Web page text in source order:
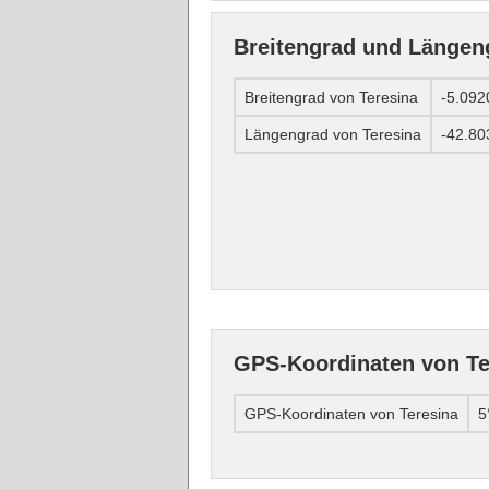
Breitengrad und
Breitengrad von Teresina -
Längengrad von Teresina -
GPS-Koordinaten von
GPS-Koordinaten von Teresina